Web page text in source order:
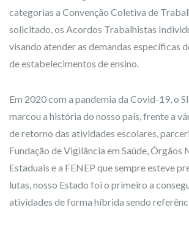
categorias a Convenção Coletiva de
solicitado, os Acordos Trabalhistas
visando atender as demandas específicas
de estabelecimentos de ensino.
Em 2020 com a pandemia da Covid-19, o
marcou a história do nosso país, frente a
de retorno das atividades escolares,
Fundação de Vigilância em Saúde, Órgãos
Estaduais e a FENEP que sempre esteve
lutas, nosso Estado foi o primeiro a
atividades de forma híbrida sendo